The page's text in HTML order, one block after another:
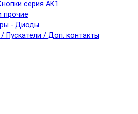
серия АК1
прочие
- Диоды
Пускатели / Доп. контакты